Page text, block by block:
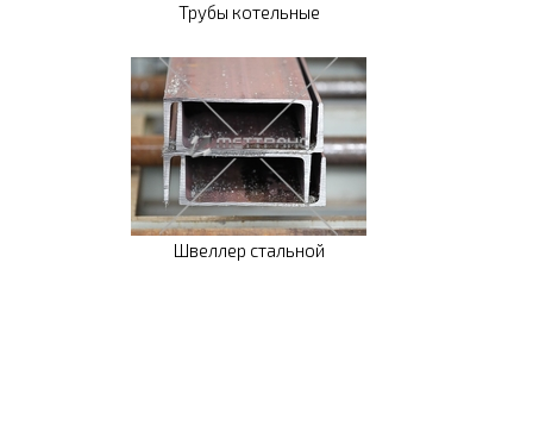
Трубы котельные
Швеллер стальной